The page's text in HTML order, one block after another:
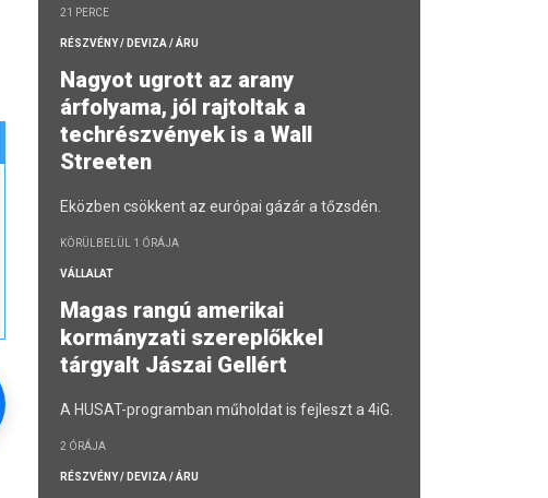
21 PERCE
RÉSZVÉNY / DEVIZA / ÁRU
Nagyot ugrott az arany
árfolyama, jól rajtoltak a
techrészvények is a Wall
Streeten
Eközben csökkent az európai gázár a tőzsdén.
KÖRÜLBELÜL 1 ÓRÁJA
VÁLLALAT
Magas rangú amerikai
kormányzati szereplőkkel
tárgyalt Jászai Gellért
A HUSAT-programban műholdat is fejleszt a 4iG.
2 ÓRÁJA
RÉSZVÉNY / DEVIZA / ÁRU